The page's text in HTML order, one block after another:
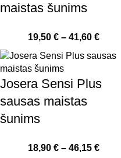
maistas šunims
19,50 € – 41,60 €
Josera Sensi Plus
sausas maistas
šunims
18,90 € – 46,15 €